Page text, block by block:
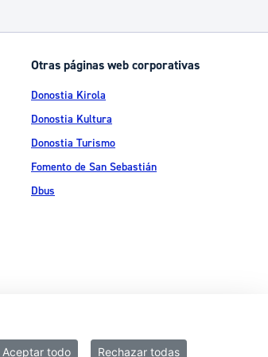
Ayuda a la tramitación
Otras páginas web corporativas
Donostia Kirola
Donostia Kultura
Donostia Turismo
Fomento de San Sebastián
Dbus
Política de cookies Declaración de accesibilidad
Aceptar todo Rechazar todas